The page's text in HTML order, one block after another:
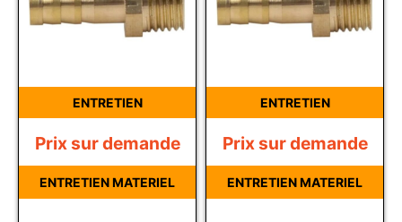
ENTRETIEN
Prix sur demande
ENTRETIEN MATERIEL
ENTRETIEN
Prix sur demande
ENTRETIEN MATERIEL